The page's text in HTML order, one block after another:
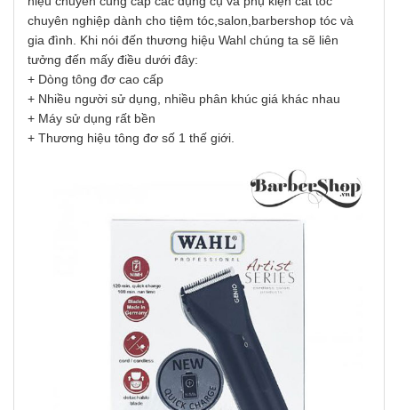
chuyên nghiệp dành cho tiệm tóc,salon,barbershop tóc và
gia đình. Khi nói đến thương hiệu Wahl chúng ta sẽ liên
tưởng đến mấy điều dưới đây:
+ Dòng tông đơ cao cấp
+ Nhiều người sử dụng, nhiều phân khúc giá khác nhau
+ Máy sử dụng rất bền
+ Thương hiệu tông đơ số 1 thế giới.